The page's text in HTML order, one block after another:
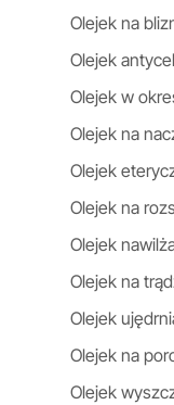
Olejek na
Olejek
Olejek w
Olejek na
Olejek
Olejek na
Olejek
Olejek na
Olejek
Olejek na
Olejek